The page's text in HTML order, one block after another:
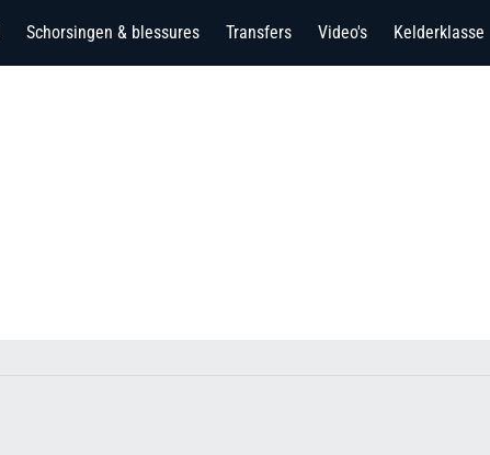
Schorsingen & blessures Transfers Video's Kelderklasse